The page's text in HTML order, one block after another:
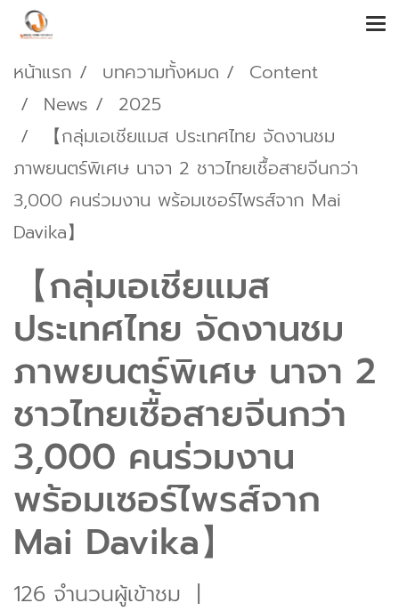
หน้าแรก บทความทั้งหมด
Content
News
2025
【กลุ่มเอเชียแมส ประเทศไทย จัดงานชม
ภาพยนตร์พิเศษ นาจา 2 ชาวไทยเชื้อสายจีนกว่า
3,000 คนร่วมงาน พร้อมเซอร์ไพรส์จาก Mai
Davika】
【กลุ่มเอเชียแมส
ประเทศไทย จัดงานชม
ภาพยนตร์พิเศษ นาจา 2
ชาวไทยเชื้อสายจีนกว่า
3,000 คนร่วมงาน
พร้อมเซอร์ไพรส์จาก
Mai Davika】
126 จำนวนผู้เข้าชม |